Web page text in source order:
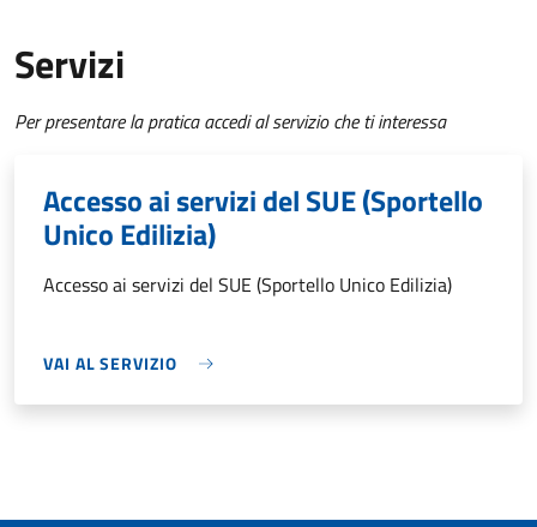
Servizi
Per presentare la pratica accedi al servizio che ti interessa
Accesso ai servizi del SUE (Sportello
Unico Edilizia)
Accesso ai servizi del SUE (Sportello Unico Edilizia)
VAI AL SERVIZIO